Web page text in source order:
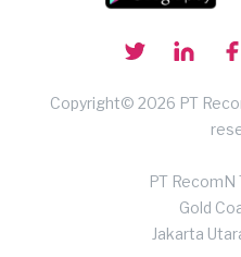
Copyright© 2026 PT
PT
Gold
Jakarta